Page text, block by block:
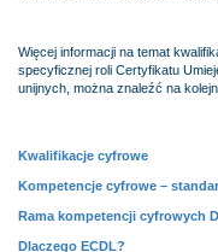
Więcej informacji na temat
specyficznej roli Certyfikatu
unijnych, można znaleźć na
Kwalifikacje cyfrowe
Kompetencje cyfrowe –
Rama kompetencji cyfrowych
Dlaczego ECDL?